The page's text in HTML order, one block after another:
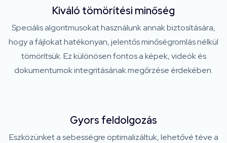
Kiváló tömörítési minőség
Speciális algoritmusokat használunk annak biztosítására,
hogy a fájlokat hatékonyan, jelentős minőségromlás nélkül
tömörítsük. Ez különösen fontos a képek, videók és
dokumentumok integritásának megőrzése érdekében.
Gyors feldolgozás
Eszközünket a sebességre optimalizáltuk, lehetővé téve a